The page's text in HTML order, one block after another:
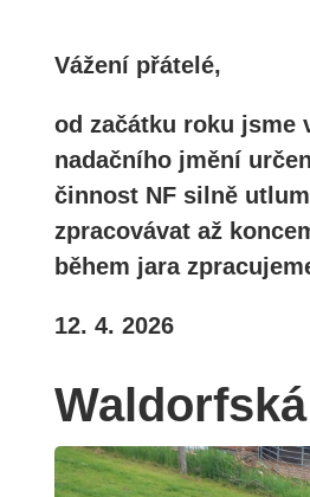
Vážení přátelé,
od začátku roku jsme
nadačního jmění
činnost NF silně
zpracovávat až
během jara
12. 4. 2026